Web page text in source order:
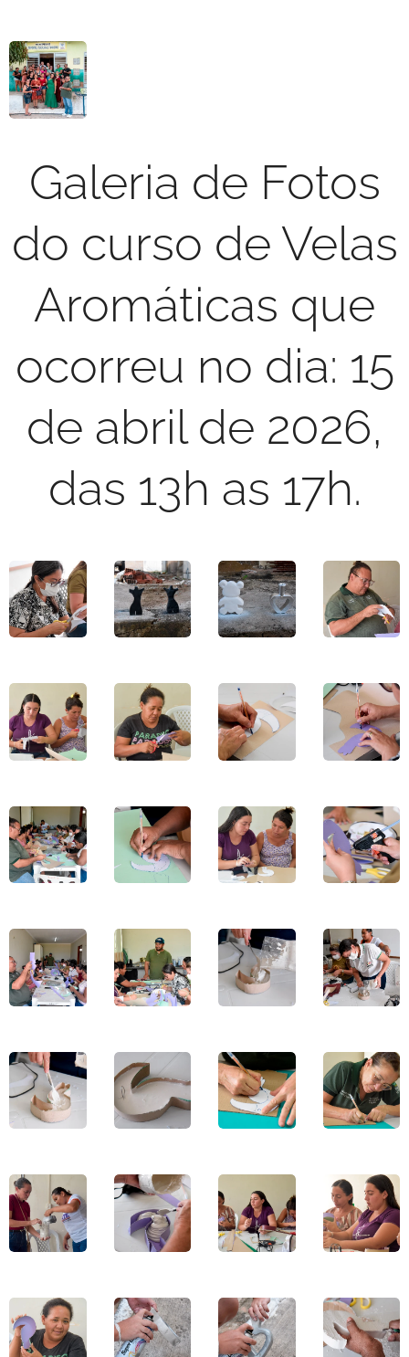
Galeria de Fotos
do curso de Velas
Aromáticas que
ocorreu no dia: 15
de abril de 2026,
das 13h as 17h.